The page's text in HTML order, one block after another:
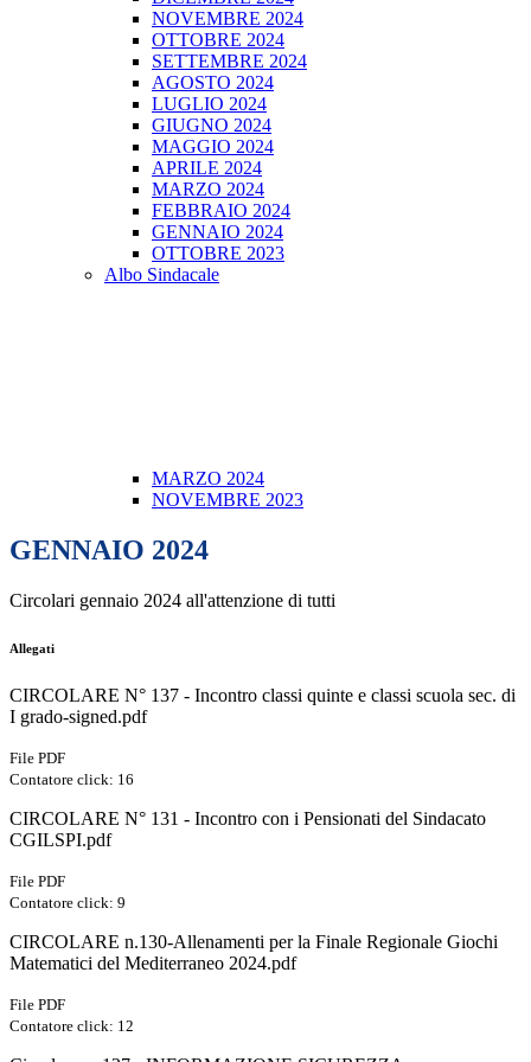
NOVEMBRE 2024
OTTOBRE 2024
SETTEMBRE 2024
AGOSTO 2024
LUGLIO 2024
GIUGNO 2024
MAGGIO 2024
APRILE 2024
MARZO 2024
FEBBRAIO 2024
GENNAIO 2024
OTTOBRE 2023
Albo Sindacale
MARZO 2024
NOVEMBRE 2023
GENNAIO 2024
Circolari gennaio 2024 all'attenzione di tutti
Allegati
CIRCOLARE N° 137 - Incontro classi quinte e classi scuola sec. di
I grado-signed.pdf
File PDF
Contatore click: 16
CIRCOLARE N° 131 - Incontro con i Pensionati del Sindacato
CGILSPI.pdf
File PDF
Contatore click: 9
CIRCOLARE n.130-Allenamenti per la Finale Regionale Giochi
Matematici del Mediterraneo 2024.pdf
File PDF
Contatore click: 12